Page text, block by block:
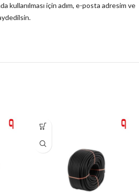
kullanılması için adım, e-posta adresim ve